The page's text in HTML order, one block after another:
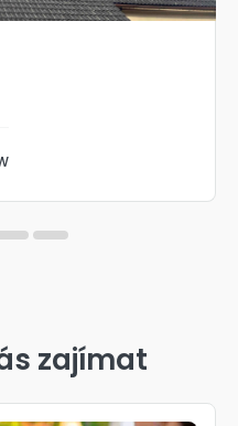
zajímat